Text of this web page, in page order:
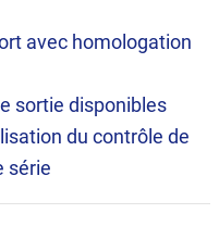
avec homologation
sortie disponibles
du contrôle de
série